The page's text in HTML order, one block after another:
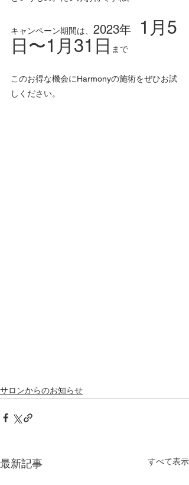
キャンペーン期間は、 2023年
1月5
日〜1月31日 まで
このお得な機会にHarmonyの施術をぜひお試
しください。
サロンからのお知らせ
最新記事 すべて表示